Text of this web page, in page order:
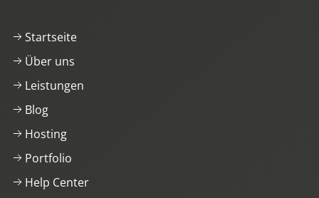
Startseite
Über uns
Leistungen
Blog
Hosting
Portfolio
Help Center